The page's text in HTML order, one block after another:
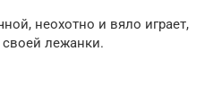
неохотно и вяло играет,
лежанки.